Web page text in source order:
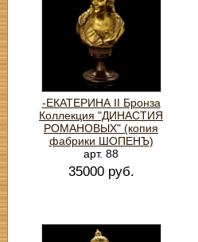
-ЕКАТЕРИНА II Бронза
Коллекция "ДИНАСТИЯ
РОМАНОВЫХ" (копия
фабрики ШОПЕНЪ)
арт. 88
35000 руб.